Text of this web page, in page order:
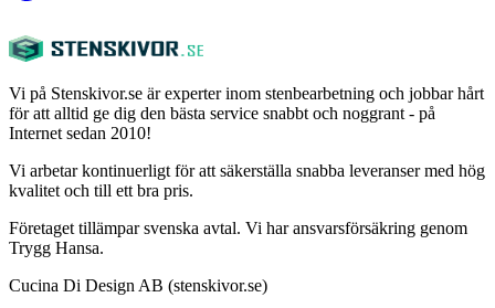
Vi på Stenskivor.se är experter inom stenbearbetning och jobbar hårt
för att alltid ge dig den bästa service snabbt och noggrant - på
Internet sedan 2010!
Vi arbetar kontinuerligt för att säkerställa snabba leveranser med hög
kvalitet och till ett bra pris.
Företaget tillämpar svenska avtal. Vi har ansvarsförsäkring genom
Trygg Hansa.
Cucina Di Design AB (stenskivor.se)